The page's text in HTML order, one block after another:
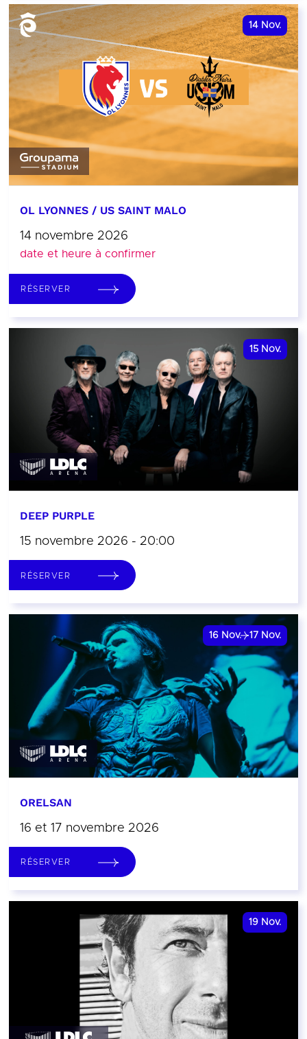
14 Nov.
OL LYONNES / US SAINT MALO
14 novembre 2026
date et heure à confirmer
RÉSERVER
15 Nov.
DEEP PURPLE
15 novembre 2026 - 20:00
RÉSERVER
16 Nov. 17 Nov.
ORELSAN
16 et 17 novembre 2026
RÉSERVER
19 Nov.